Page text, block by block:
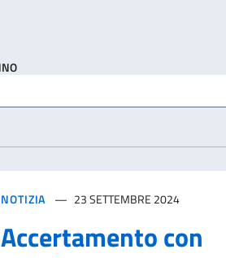
NOTIZIA 23 SETTEMBRE 2024
Accertamento con